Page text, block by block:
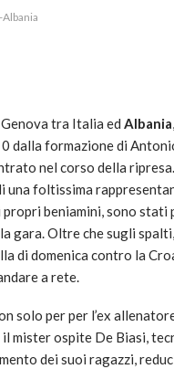
Albania
tra Italia ed Albania
dalla formazione di
nel corso della
una foltissima
beniamini, sono
gara. Oltre che sugli
di domenica contro la
a rete.
solo per per l’ex
il mister ospite De Biasi,
dei suoi ragazzi,
quale
il tuo prato